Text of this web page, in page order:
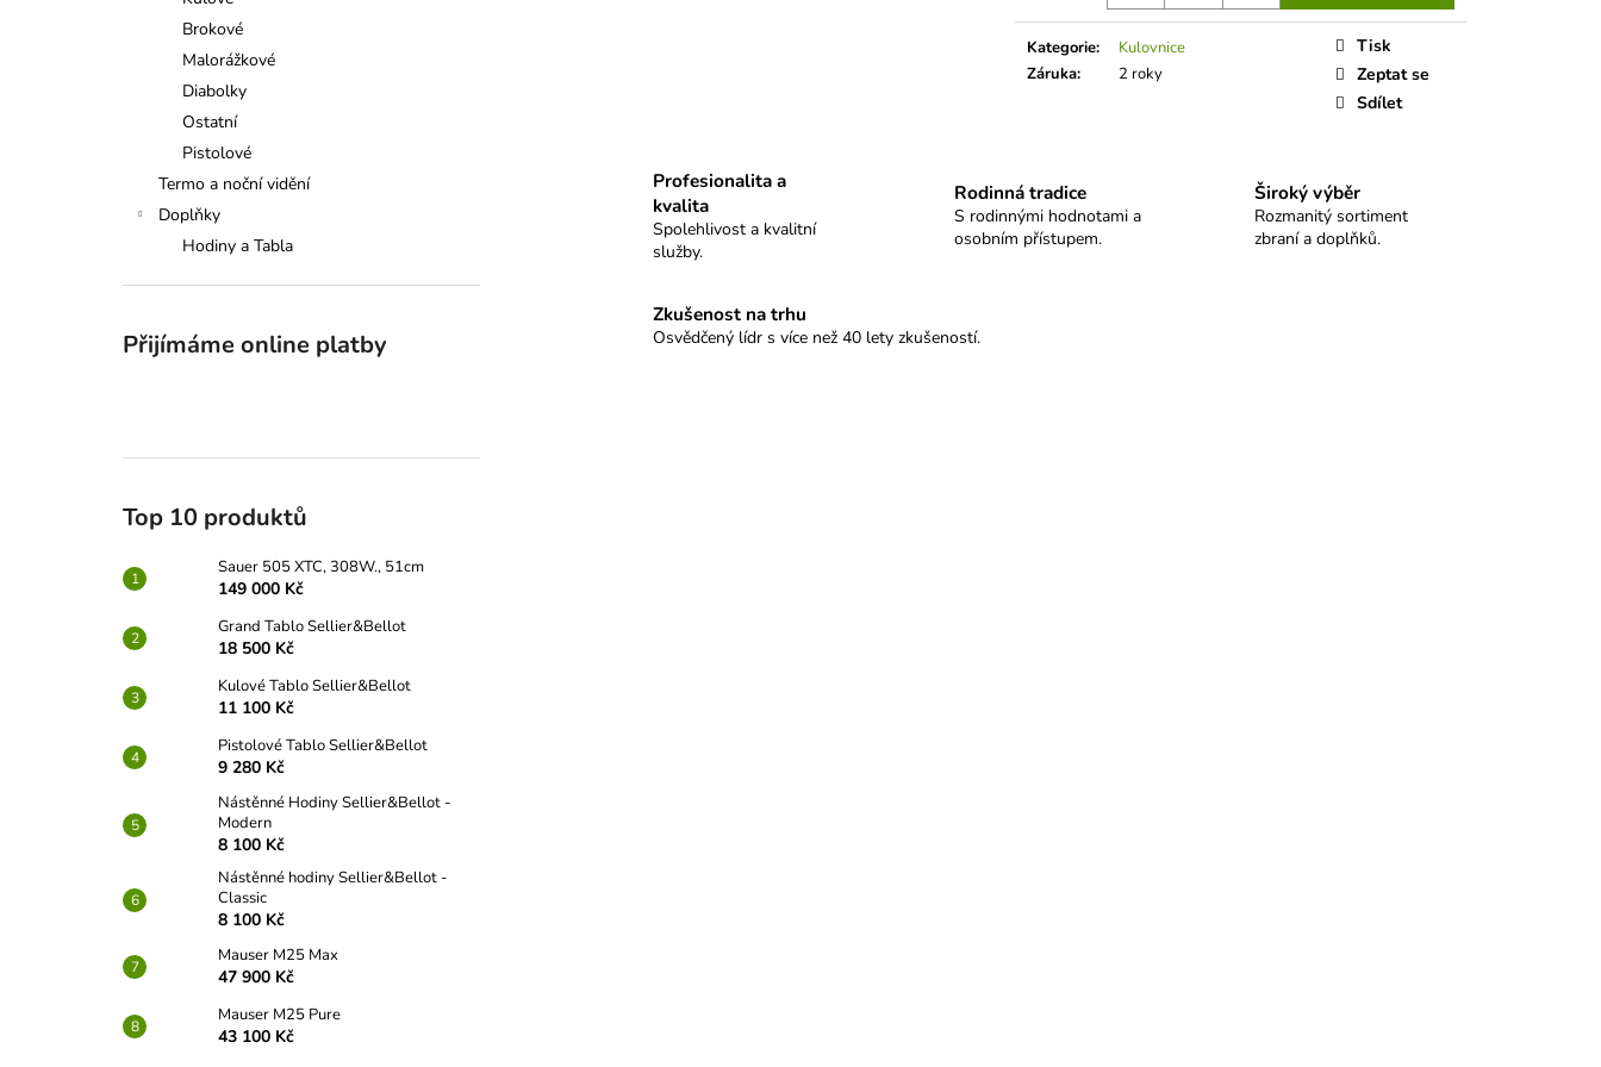
Brokové
Malorážkové
Diabolky
Ostatní
Pistolové
Termo a noční vidění
Doplňky
Hodiny a Tabla
Přijímáme online platby
Top 10 produktů
Sauer 505 XTC, 308W., 51cm
149 000 Kč
Grand Tablo Sellier&Bellot
18 500 Kč
Kulové Tablo Sellier&Bellot
11 100 Kč
Pistolové Tablo Sellier&Bellot
9 280 Kč
Nástěnné Hodiny Sellier&Bellot -
Modern
8 100 Kč
Nástěnné hodiny Sellier&Bellot -
Classic
8 100 Kč
Mauser M25 Max
47 900 Kč
Mauser M25 Pure
43 100 Kč
Kategorie:
Kulovnice
Záruka: 2 roky
Tisk
Zeptat se
Sdílet
Profesionalita a
kvalita
Spolehlivost a kvalitní
služby.
Rodinná tradice
S rodinnými hodnotami a
osobním přístupem.
Široký výběr
Rozmanitý sortiment
zbraní a doplňků.
Zkušenost na trhu
Osvědčený lídr s více než 40 lety zkušeností.
149 000 Kč